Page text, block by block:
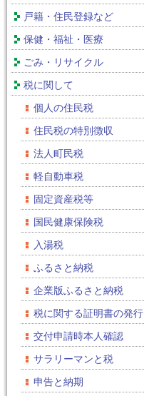
戸籍・住民登録など
保健・福祉・医療
ごみ・リサイクル
税に関して
個人の住民税
住民税の特別徴収
法人町民税
軽自動車税
固定資産税等
国民健康保険税
入湯税
ふるさと納税
企業版ふるさと納税
税に関する証明書の発行
交付申請時本人確認
サラリーマンと税
申告と納期